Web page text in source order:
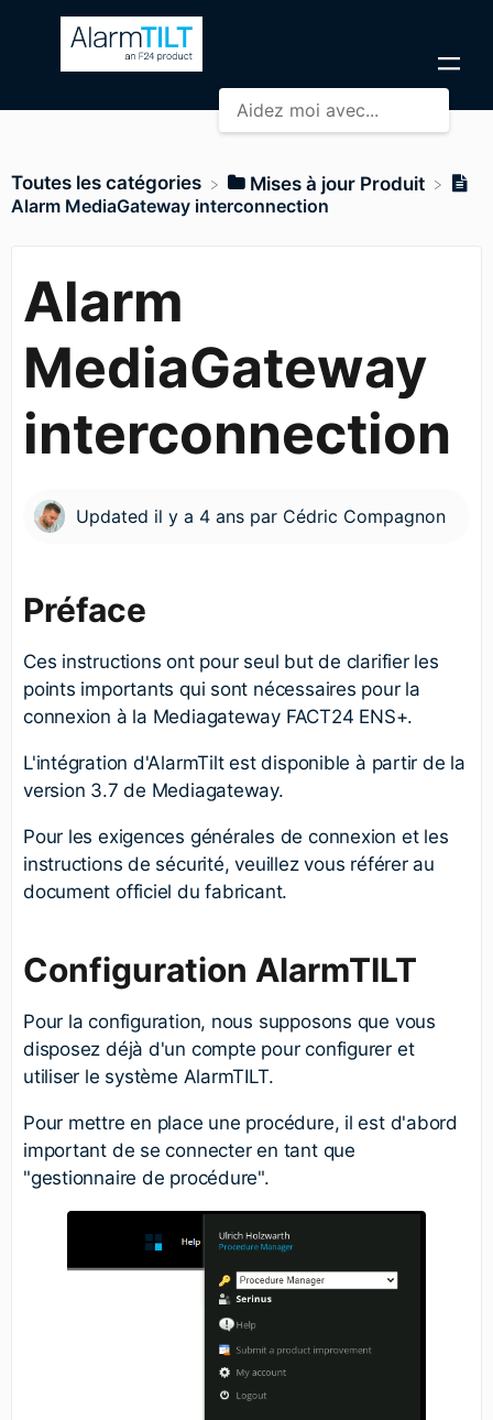
Toutes les catégories
​Mises à jour Produit
Alarm MediaGateway interconnection
Alarm
MediaGateway
interconnection
Updated il y a 4 ans par Cédric Compagnon
Préface
Ces instructions ont pour seul but de clarifier les
points importants qui sont nécessaires pour la
connexion à la Mediagateway FACT24 ENS+.
L'intégration d'AlarmTilt est disponible à partir de la
version 3.7 de Mediagateway.
Pour les exigences générales de connexion et les
instructions de sécurité, veuillez vous référer au
document officiel du fabricant.
Configuration AlarmTILT
Pour la configuration, nous supposons que vous
disposez déjà d'un compte pour configurer et
utiliser le système AlarmTILT.
Pour mettre en place une procédure, il est d'abord
important de se connecter en tant que
"gestionnaire de procédure".